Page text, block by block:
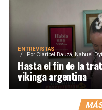
ENTREVISTAS
Por Claribel Bauzá, Nahuel
Hasta el fin de la
vikinga argentina